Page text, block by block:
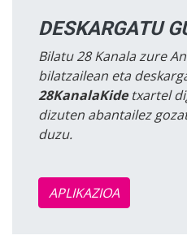
DESKARGATU
Bilatu 28 Kanala zure
bilatzailean eta
28KanalaKidetxartel
dizuten abantailez
duzu.
APLIKAZIOA